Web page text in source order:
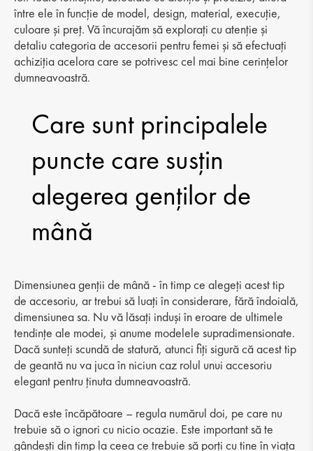
între ele în funcție de model, design, material, execuție,
culoare și preț. Vă încurajăm să explorați cu atenție și
detaliu categoria de accesorii pentru femei și să efectuați
achiziția acelora care se potrivesc cel mai bine cerințelor
dumneavoastră.
Care sunt principalele
puncte care susțin
alegerea genților de
mână
Dimensiunea genții de mână - în timp ce alegeți acest tip
de accesoriu, ar trebui să luați în considerare, fără îndoială,
dimensiunea sa. Nu vă lăsați induși în eroare de ultimele
tendințe ale modei, și anume modelele supradimensionate.
Dacă sunteți scundă de statură, atunci fiți sigură că acest tip
de geantă nu va juca în niciun caz rolul unui accesoriu
elegant pentru ținuta dumneavoastră.
Dacă este încăpătoare – regula numărul doi, pe care nu
trebuie să o ignori cu nicio ocazie. Este important să te
gândești din timp la ceea ce trebuie să porți cu tine în viața